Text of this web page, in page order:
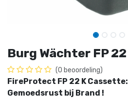
Burg Wächter FP 22
(0 beoordeling)
FireProtect FP 22 K
Gemoedsrust bij Brand !